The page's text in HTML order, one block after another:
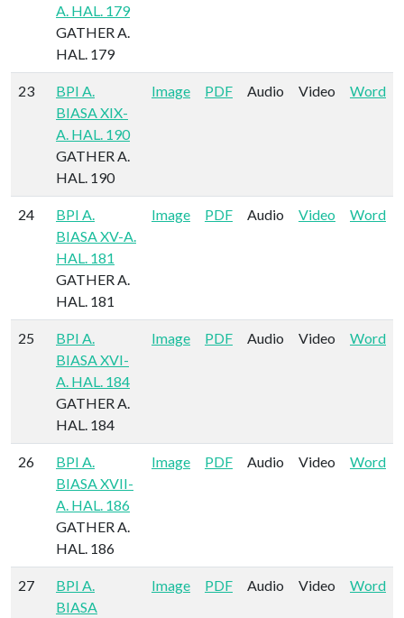
A. HAL. 179
GATHER A.
HAL. 179
23
BPI A.
BIASA XIX-
A. HAL. 190
GATHER A.
HAL. 190
Image PDF Audio Video Word
24
BPI A.
BIASA XV-A.
HAL. 181
GATHER A.
HAL. 181
Image PDF Audio Video Word
25
BPI A.
BIASA XVI-
A. HAL. 184
GATHER A.
HAL. 184
Image PDF Audio Video Word
26
BPI A.
BIASA XVII-
A. HAL. 186
GATHER A.
HAL. 186
Image PDF Audio Video Word
27
BPI A.
BIASA
Image PDF Audio Video Word